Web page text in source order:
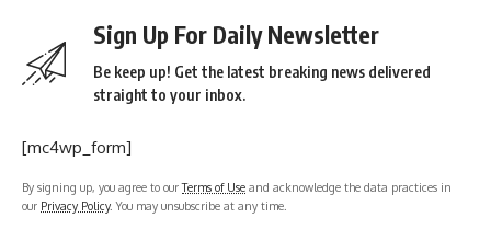
Sign Up For Daily Newsletter
Be keep up! Get the latest breaking news delivered
straight to your inbox.
[mc4wp_form]
By signing up, you agree to ourTerms of Use and acknowledge the data practices in
our Privacy Policy. You may unsubscribe at any time.